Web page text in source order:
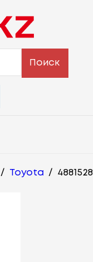
Поиск
/ Toyota /